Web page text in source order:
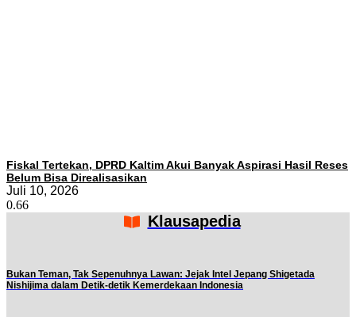
Fiskal Tertekan, DPRD Kaltim Akui Banyak Aspirasi Hasil Reses
Belum Bisa Direalisasikan
Juli 10, 2026
Klausapedia
Bukan Teman, Tak Sepenuhnya Lawan: Jejak Intel Jepang Shigetada
Nishijima dalam Detik-detik Kemerdekaan Indonesia